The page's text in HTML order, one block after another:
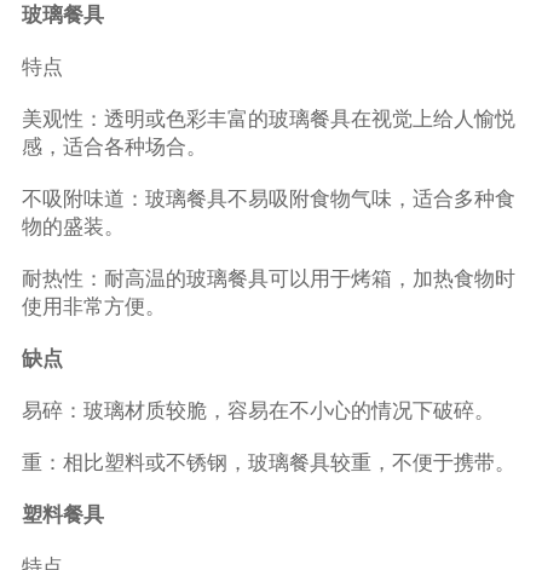
玻璃餐具
特点
美观性：透明或色彩丰富的玻璃餐具在视觉上给人愉悦
感，适合各种场合。
不吸附味道：玻璃餐具不易吸附食物气味，适合多种食
物的盛装。
耐热性：耐高温的玻璃餐具可以用于烤箱，加热食物时
使用非常方便。
缺点
易碎：玻璃材质较脆，容易在不小心的情况下破碎。
重：相比塑料或不锈钢，玻璃餐具较重，不便于携带。
塑料餐具